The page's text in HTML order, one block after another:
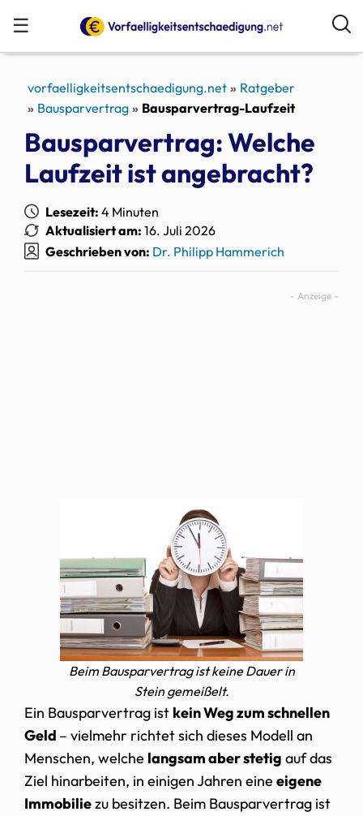
☰
vorfaelligkeitsentschaedigung.net
Ratgeber
Bausparvertrag
Bausparvertrag-Laufzeit
Bausparvertrag: Welche
Laufzeit ist angebracht?
Lesezeit: 4 Minuten
Aktualisiert am: 16. Juli 2026
Geschrieben von: Dr. Philipp Hammerich
Beim Bausparvertrag ist keine Dauer in
Stein gemeißelt.
Ein Bausparvertrag ist kein Weg zum schnellen
Geld – vielmehr richtet sich dieses Modell an
Menschen, welche langsam aber stetig auf das
Ziel hinarbeiten, in einigen Jahren eine eigene
Immobiliezu besitzen. Beim Bausparvertrag ist